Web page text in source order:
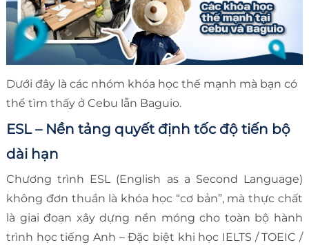
Dưới đây là các nhóm khóa học thế mạnh mà bạn có
thể tìm thấy ở Cebu lẫn Baguio.
ESL – Nền tảng quyết định tốc độ tiến bộ
dài hạn
Chương trình ESL (English as a Second Language)
không đơn thuần là khóa học “cơ bản”, mà thực chất
là giai đoạn xây dựng nền móng cho toàn bộ hành
trình học tiếng Anh – Đặc biệt khi học IELTS / TOEIC /